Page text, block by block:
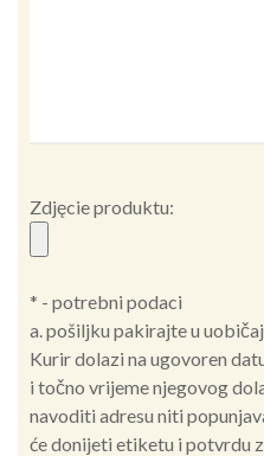
Zdjęcie produktu:
* - potrebni podaci
a. pošiljku pakirajte u
Kurir dolazi na ugovoren
i točno vrijeme njegovog
navoditi adresu niti
će donijeti etiketu i potvrdu